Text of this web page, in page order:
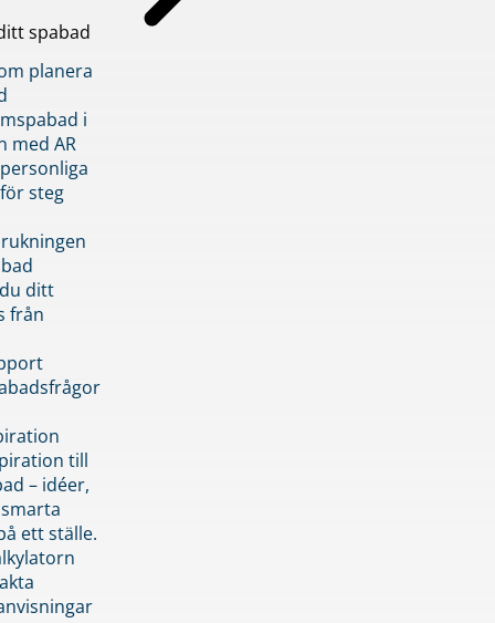
spabad
planera
i
med AR
steg
ditt
från
till
– idéer,
ett ställe.